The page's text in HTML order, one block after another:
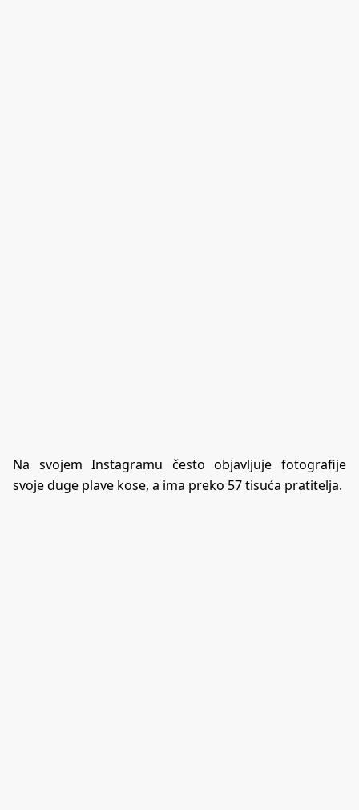
Na svojem Instagramu često objavljuje fotografije
svoje duge plave kose, a ima preko 57 tisuća pratitelja.